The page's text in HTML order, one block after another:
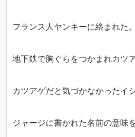
フランス人ヤンキーに絡まれた。
地下鉄で胸ぐらをつかまれカツア
カツアゲだと気づかなかったイ
ジャージに書かれた名前の意味